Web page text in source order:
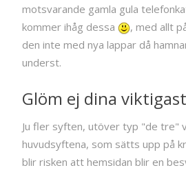
motsvarande gamla gula
kommer ihåg dessa
, med allt
den inte med nya lappar då
underst.
Glöm ej dina
Ju fler syften, utöver typ "de tre"
huvudsyftena, som sätts upp på
blir risken att hemsidan blir en